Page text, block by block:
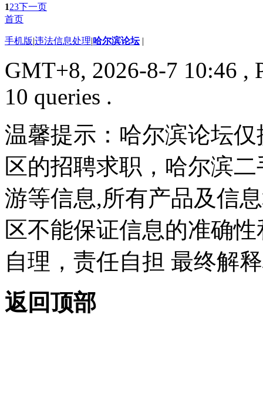
123下一页
首页
手机版|违法信息处理|哈尔滨论坛 |
GMT+8, 2026-8-7 10:46 ,
10 queries .
温馨提示：哈尔滨论坛
区的招聘求职，哈尔滨
游等信息,所有产品及信
区不能保证信息的准确
自理，责任自担 最终解
返回顶部